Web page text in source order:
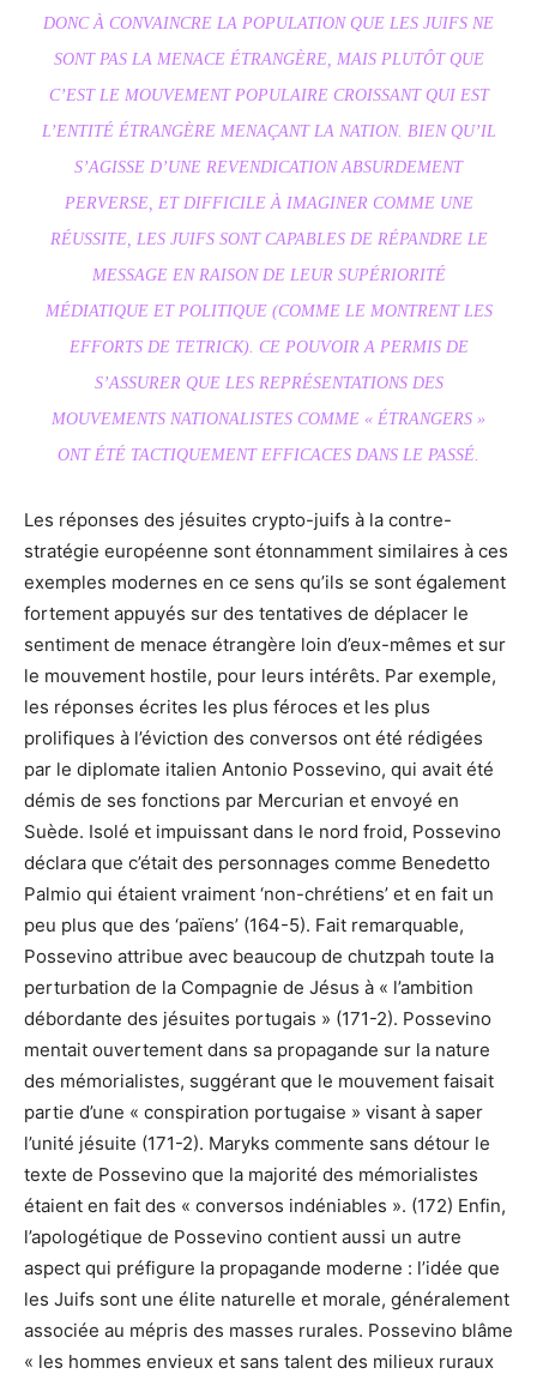
DONC À CONVAINCRE LA POPULATION QUE LES JUIFS NE
SONT PAS LA MENACE ÉTRANGÈRE, MAIS PLUTÔT QUE
C’EST LE MOUVEMENT POPULAIRE CROISSANT QUI EST
L’ENTITÉ ÉTRANGÈRE MENAÇANT LA NATION. BIEN QU’IL
S’AGISSE D’UNE REVENDICATION ABSURDEMENT
PERVERSE, ET DIFFICILE À IMAGINER COMME UNE
RÉUSSITE, LES JUIFS SONT CAPABLES DE RÉPANDRE LE
MESSAGE EN RAISON DE LEUR SUPÉRIORITÉ
MÉDIATIQUE ET POLITIQUE (COMME LE MONTRENT LES
EFFORTS DE TETRICK). CE POUVOIR A PERMIS DE
S’ASSURER QUE LES REPRÉSENTATIONS DES
MOUVEMENTS NATIONALISTES COMME « ÉTRANGERS »
ONT ÉTÉ TACTIQUEMENT EFFICACES DANS LE PASSÉ.
Les réponses des jésuites crypto-juifs à la contre-
stratégie européenne sont étonnamment similaires à ces
exemples modernes en ce sens qu’ils se sont également
fortement appuyés sur des tentatives de déplacer le
sentiment de menace étrangère loin d’eux-mêmes et sur
le mouvement hostile, pour leurs intérêts. Par exemple,
les réponses écrites les plus féroces et les plus
prolifiques à l’éviction des conversos ont été rédigées
par le diplomate italien Antonio Possevino, qui avait été
démis de ses fonctions par Mercurian et envoyé en
Suède. Isolé et impuissant dans le nord froid, Possevino
déclara que c’était des personnages comme Benedetto
Palmio qui étaient vraiment ‘non-chrétiens’ et en fait un
peu plus que des ‘païens’ (164-5). Fait remarquable,
Possevino attribue avec beaucoup de chutzpah toute la
perturbation de la Compagnie de Jésus à « l’ambition
débordante des jésuites portugais » (171-2). Possevino
mentait ouvertement dans sa propagande sur la nature
des mémorialistes, suggérant que le mouvement faisait
partie d’une « conspiration portugaise » visant à saper
l’unité jésuite (171-2). Maryks commente sans détour le
texte de Possevino que la majorité des mémorialistes
étaient en fait des « conversos indéniables ». (172) Enfin,
l’apologétique de Possevino contient aussi un autre
aspect qui préfigure la propagande moderne : l’idée que
les Juifs sont une élite naturelle et morale, généralement
associée au mépris des masses rurales. Possevino blâme
« les hommes envieux et sans talent des milieux ruraux